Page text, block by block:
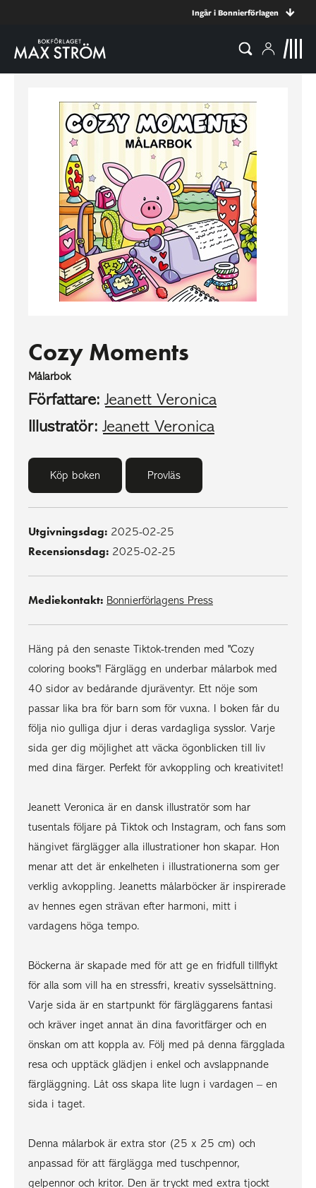
Ingår i Bonnierförlagen
Cozy Moments
Målarbok
Författare: Jeanett Veronica
Illustratör: Jeanett Veronica
Köp boken Provläs
Utgivningsdag: 2025-02-25
Recensionsdag: 2025-02-25
Mediekontakt: Bonnierförlagens Press
Häng på den senaste Tiktok-trenden med "Cozy
coloring books"! Färglägg en underbar målarbok med
40 sidor av bedårande djuräventyr. Ett nöje som
passar lika bra för barn som för vuxna. I boken får du
följa nio gulliga djur i deras vardagliga sysslor. Varje
sida ger dig möjlighet att väcka ögonblicken till liv
med dina färger. Perfekt för avkoppling och kreativitet!
Jeanett Veronica är en dansk illustratör som har
tusentals följare på Tiktok och Instagram, och fans som
hängivet färglägger alla illustrationer hon skapar. Hon
menar att det är enkelheten i illustrationerna som ger
verklig avkoppling. Jeanetts målarböcker är inspirerade
av hennes egen strävan efter harmoni, mitt i
vardagens höga tempo.
Böckerna är skapade med för att ge en fridfull tillflykt
för alla som vill ha en stressfri, kreativ sysselsättning.
Varje sida är en startpunkt för färgläggarens fantasi
och kräver inget annat än dina favoritfärger och en
önskan om att koppla av. Följ med på denna färgglada
resa och upptäck glädjen i enkel och avslappnande
färgläggning. Låt oss skapa lite lugn i vardagen – en
sida i taget.
Denna målarbok är extra stor (25 x 25 cm) och
anpassad för att färglägga med tuschpennor,
gelpennor och kritor. Den är tryckt med extra tjockt